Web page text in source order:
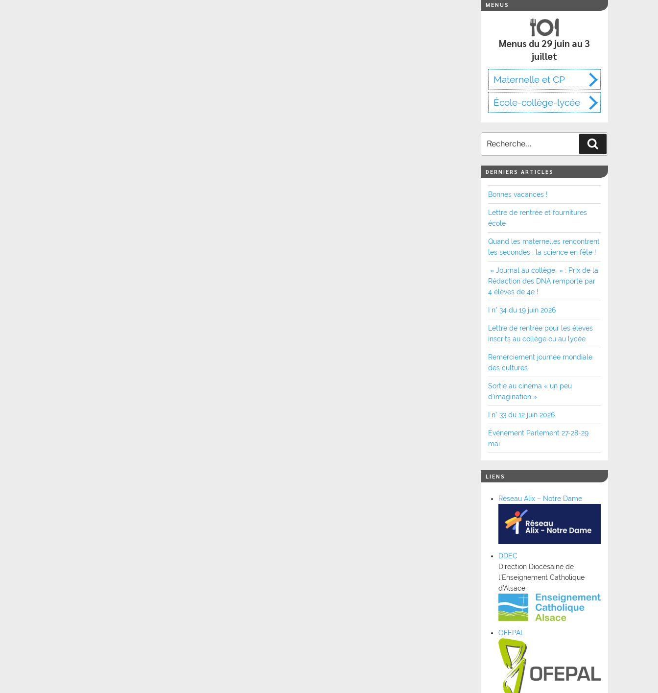
MENUS
Menus du 29 juin au 3
juillet
Maternelle et CP
École-collège-lycée
DERNIERS ARTICLES
Bonnes vacances !
Lettre de rentrée et fournitures
école
Quand les maternelles rencontrent
les secondes : la science en fête !
» Journal au collège » : Prix de la
Rédaction des DNA remporté par
4 élèves de 4e !
I n° 34 du 19 juin 2026
Lettre de rentrée pour les élèves
inscrits au collège ou au lycée
Remerciement journée mondiale
des cultures
Sortie au cinéma « un peu
d’imagination »
I n° 33 du 12 juin 2026
Événement Parlement 27-28-29
mai
LIENS
Réseau Alix – Notre Dame
DDEC
Direction Diocésaine de
l’Enseignement Catholique
d’Alsace
OFEPAL